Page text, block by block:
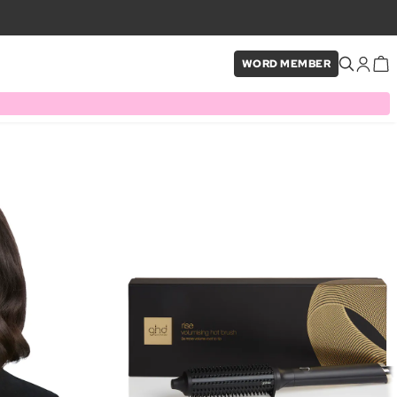
WORD MEMBER